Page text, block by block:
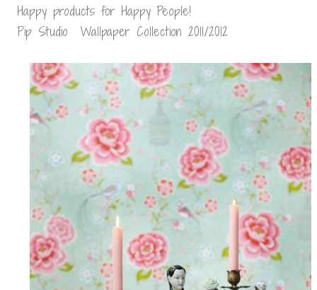
Happy products for Happy People!
Pip Studio Wallpaper Collection 2011/2012